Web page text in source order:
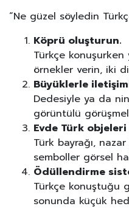
“Ne güzel söyledin
Köprü oluşturun.
Türkçe konuşurken
örnekler verin, iki
Büyüklerle
Dedesiyle ya da
görüntülü
Evde Türk
Türk bayrağı,
semboller görsel
Ödüllendirme
Türkçe konuştuğu
sonunda küçük